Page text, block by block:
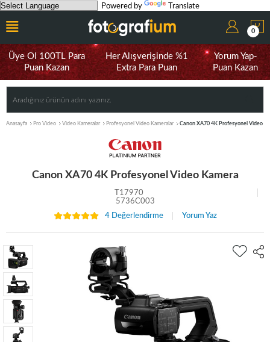
Powered by Translate
0
Üye Ol 100TL Para
Puan Kazan
Her Alışverişinde %1
Extra Para Puan
Yorum Yap-
Puan Kazan
Anasayfa Pro Video Video Kameralar Profesyonel Video Kameralar Canon XA70 4K Profesyonel Video
Canon XA70 4K Profesyonel Video Kamera
T17970
5736C003
4 Değerlendirme
Yorum Yaz